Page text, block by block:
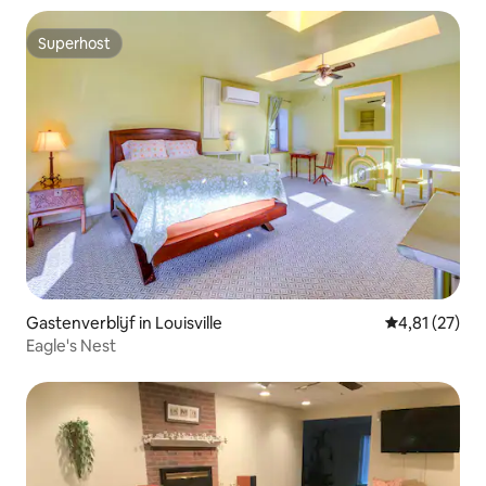
Superhost
Superhost
Gastenverblijf in Louisville Gemiddelde
4,81 (27)
Eagle's Nest